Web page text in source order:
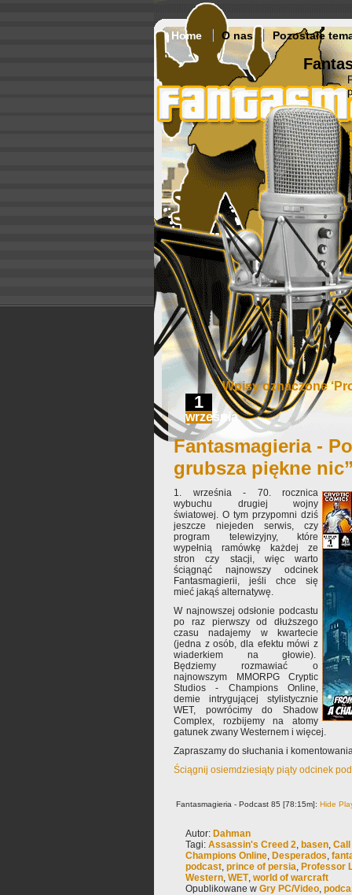
Home O nas Pozostałe
Wpisy oznaczone
1
września
Fantasmagieria -
grubsza piękne
1. września - 70. rocznica
wybuchu drugiej wojny
światowej. O tym przypomni dziś
jeszcze niejeden serwis, czy
program telewizyjny, które
wypełnią ramówkę każdej ze
stron czy stacji, więc warto
ściągnąć najnowszy odcinek
Fantasmagierii, jeśli chce się
mieć jakąś alternatywę.
W najnowszej odsłonie podcastu
po raz pierwszy od dłuższego
czasu nadajemy w kwartecie
(jedna z osób, dla efektu mówi z
wiaderkiem na głowie).
Będziemy rozmawiać o
najnowszym MMORPG Cryptic
Studios - Champions Online,
demie intrygującej stylistycznie
WET, powrócimy do Shadow
Complex, rozbijemy na atomy
gatunek zwany Westernem i więcej.
Zapraszamy do słuchania i
Ściągnij osiemdziesiąty piąty odcinek
Fantasmagieria - Podcast 85 [78:15m]: Hide
Autor: Dahman
Tagi: Assassin's Creed 2, basen,
Champions Online, Desperados,
podcast, prince of persia, Professor
Western, WET, world of warcraft
Opublikowane w Gry PC/Video,